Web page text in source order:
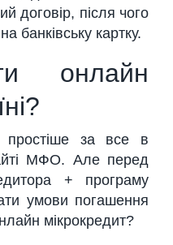
договір, після чого
банківську картку.
онлайн
простіше за все в
МФО. Але перед
+ програму
умови погашення
мікрокредит?